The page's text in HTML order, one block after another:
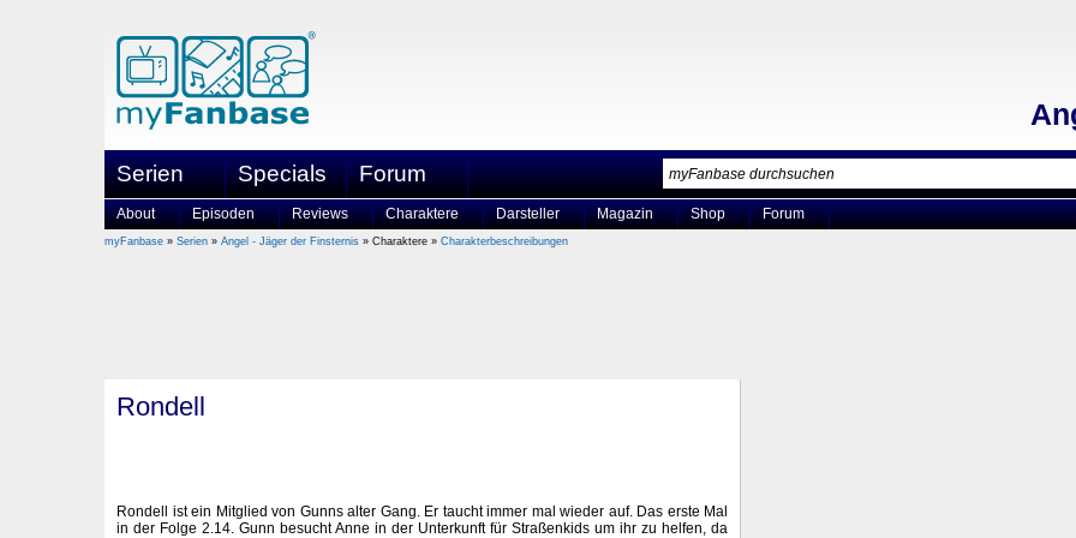
Serien Specials Forum
About Episoden Reviews Charaktere Darsteller Magazin Shop Forum
myFanbase » Serien » Angel - Jäger der Finsternis » Charaktere » Charakterbeschreibungen
Rondell
Rondell ist ein Mitglied von Gunns alter Gang. Er taucht immer mal wieder auf. Das erste Mal
in der Folge 2.14. Gunn besucht Anne in der Unterkunft für Straßenkids um ihr zu helfen, da